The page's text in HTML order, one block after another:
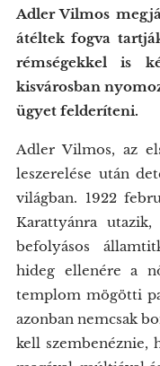
Adler Vilmos
átéltek fogva
rémségekkel is
kisvárosban
ügyet felderíteni.
Adler Vilmos, az
leszerelése után
világban. 1922
Karattyánra
befolyásos
hideg ellenére a
templom mögötti
azonban nemcsak
kell szembenéznie,